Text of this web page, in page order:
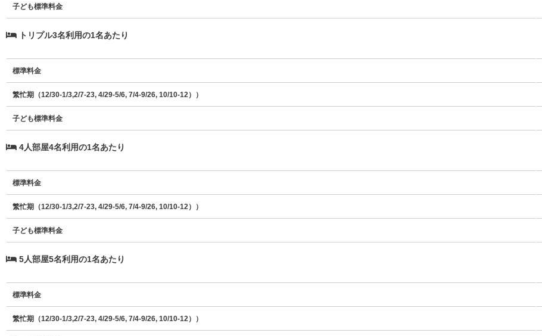
子ども標準料金
トリプル3名利用の1名あたり
標準料金
繁忙期（12/30-1/3,2/7-23, 4/29-5/6, 7/4-9/26, 10/10-12））
子ども標準料金
4人部屋4名利用の1名あたり
標準料金
繁忙期（12/30-1/3,2/7-23, 4/29-5/6, 7/4-9/26, 10/10-12））
子ども標準料金
5人部屋5名利用の1名あたり
標準料金
繁忙期（12/30-1/3,2/7-23, 4/29-5/6, 7/4-9/26, 10/10-12））